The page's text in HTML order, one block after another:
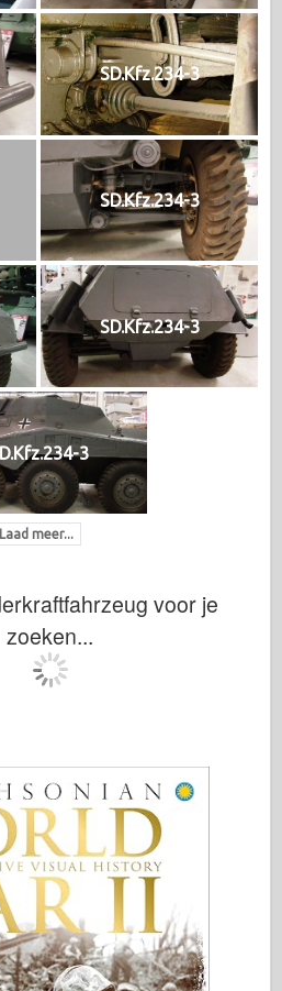
SD.Kfz.234-3
SD.Kfz.234-3
SD.Kfz.234-3
3
Laad meer...
voor je
zoeken...